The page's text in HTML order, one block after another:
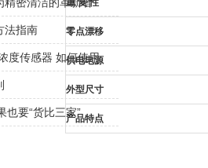
重 复 性
零点漂移
供电电源
外型尺寸
产品特点
法指南
度传感器 如何使用
也要“货比三家”